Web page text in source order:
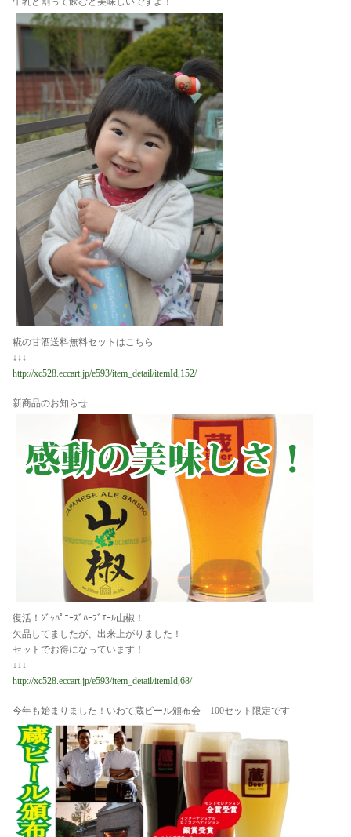
糀の甘酒送料無料セットはこちら
↓↓↓
http://xc528.eccart.jp/e593/item_detail/itemId,152/
新商品のお知らせ
復活！ｼﾞｬﾊﾟﾆｰｽﾞﾊｰﾌﾞｴｰﾙ山椒！
欠品してましたが、出来上がりました！
セットでお得になっています！
↓↓↓
http://xc528.eccart.jp/e593/item_detail/itemId,68/
今年も始まりました！いわて蔵ビール頒布会 100セット限定です